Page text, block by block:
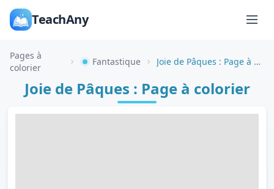
TeachAny
Pages à
colorier
Fantastique Joie de Pâques : Page à colorier
Joie de Pâques : Page à colorier